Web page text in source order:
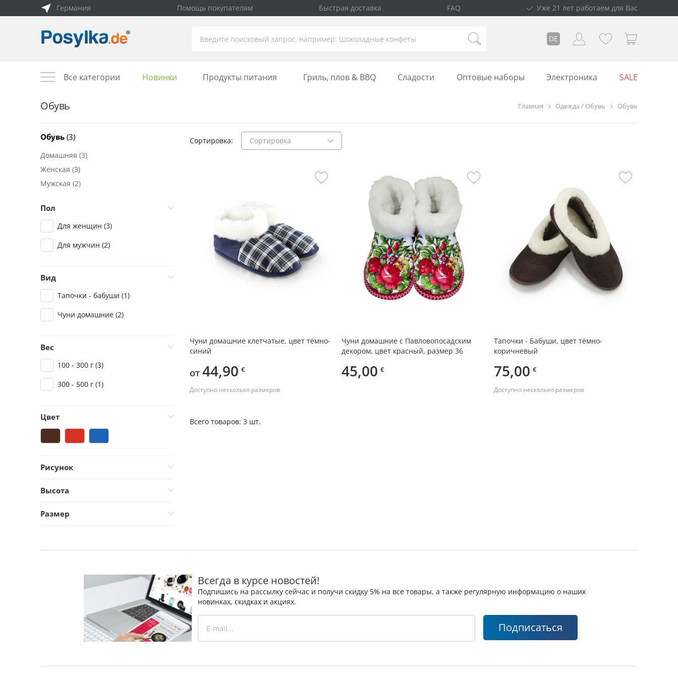
Германия Помощь покупателям Быстрая доставка FAQ Уже 21 лет работаем для Вас
DE
Все категории Новинки Продукты питания Гриль, плов & BBQ Сладости Оптовые наборы Электроника SALE
Обувь Главная Одежда / Обувь Обувь
Обувь (3)
Домашняя (3)
Женская (3)
Мужская (2)
Пол
Для женщин (3)
Для мужчин (2)
Вид
Тапочки - бабуши (1)
Чуни домашние (2)
Вес
100 - 300 г (3)
300 - 500 г (1)
Цвет
Рисунок
Высота
Размер
41(2)
Сортировка: Сортировка
Чуни домашние клетчатые, цвет тёмно-
синий
от 44,90 €
Доступно несколько размеров
Чуни домашние с Павловопосадским
декором, цвет красный, размер 36
45,00 €
Тапочки - Бабуши, цвет тёмно-
коричневый
75,00 €
Доступно несколько размеров
Всего товаров: 3 шт.
Всегда в курсе новостей!
Подпишись на рассылку сейчас и получи скидку 5% на все товары, а также регулярную информацию о наших
новинках, скидках и акциях.
Подписаться